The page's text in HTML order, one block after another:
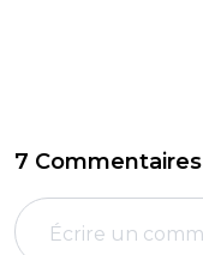
7 Commentaires